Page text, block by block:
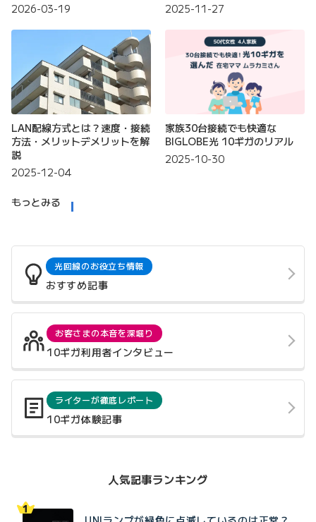
2026-03-19
2025-11-27
LAN配線方式とは？速度・接続
方法・メリットデメリットを解
説
2025-12-04
家族30台接続でも快適な
BIGLOBE光 10ギガのリアル
2025-10-30
もっとみる
光回線のお役立ち情報
おすすめ記事
お客さまの本音を深堀り
10ギガ利用者インタビュー
ライターが徹底レポート
10ギガ体験記事
人気記事ランキング